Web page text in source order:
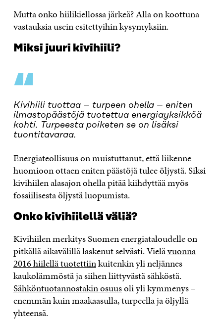
Mutta onko hiilikiellossa järkeä? Alla on koottuna
vastauksia usein esitettyihin kysymyksiin.
Miksi juuri kivihiili?
“
Kivihiili tuottaa – turpeen ohella – eniten
ilmastopäästöjä tuotettua energiayksikköä
kohti. Turpeesta poiketen se on lisäksi
tuontitavaraa.
Energiateollisuus on muistuttanut, että liikenne
huomioon ottaen eniten päästöjä tulee öljystä. Siksi
kivihiilen alasajon ohella pitää kiihdyttää myös
fossiilisesta öljystä luopumista.
Onko kivihiilellä väliä?
Kivihiilen merkitys Suomen energiataloudelle on
pitkällä aikavälillä laskenut selvästi. Vielävuonna
2016 hiilellä tuotettiinkuitenkin yli neljännes
kaukolämmöstä ja siihen liittyvästä sähköstä.
Sähköntuotannostakin osuusoli yli kymmenys –
enemmän kuin maakaasulla, turpeella ja öljyllä
yhteensä.